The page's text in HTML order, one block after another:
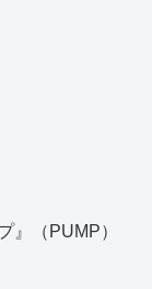
』（PUMP）